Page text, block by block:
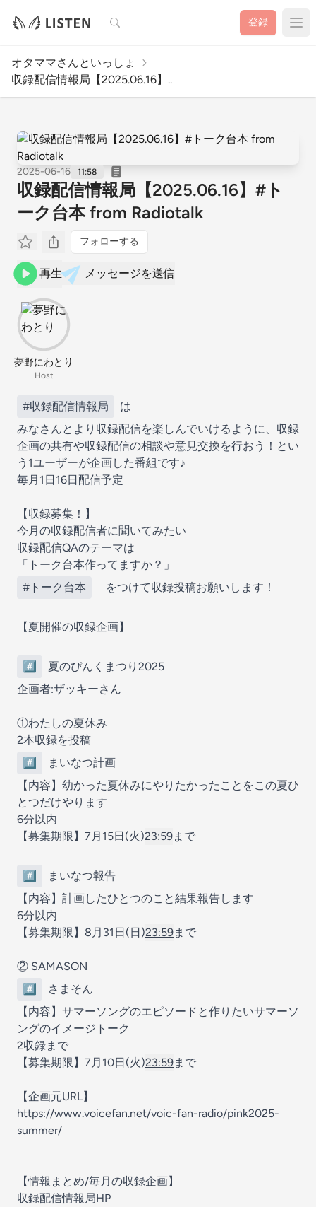
検索 登録
オタママさんといっしょ
収録配信情報局【2025.06.16】..
2025-06-16 11:58
収録配信情報局【2025.06.16】#ト
ーク台本 from Radiotalk
フォローする
再生 メッセージを送信
夢野にわとり
Host
#収録配信情報局
は
みなさんとより収録配信を楽しんでいけるように、収録
企画の共有や収録配信の相談や意見交換を行おう！とい
う1ユーザーが企画した番組です♪
毎月1日16日配信予定
【️️収録募集！】
今月の収録配信者に聞いてみたい
収録配信QAのテーマは
「トーク台本作ってますか？」
#トーク台本
をつけて収録投稿お願いします！
【夏開催の収録企画】
#️⃣
夏のぴんくまつり2025
企画者:ザッキーさん
①わたしの夏休み
2本収録を投稿
#️⃣
まいなつ計画
【内容】幼かった夏休みにやりたかったことをこの夏ひ
とつだけやります
6分以内
【募集期限】7月15日(火)23:59まで
#️⃣
まいなつ報告
【内容】計画したひとつのこと結果報告します
6分以内
【募集期限】8月31日(日)23:59まで
② SAMASON
#️⃣
さまそん
【内容】サマーソングのエピソードと作りたいサマーソ
ングのイメージトーク
2収録まで
【募集期限】7月10日(火)23:59まで
【企画元URL】
https://www.voicefan.net/voic-fan-radio/pink2025-
summer/
【情報まとめ/毎月の収録企画】
収録配信情報局HP